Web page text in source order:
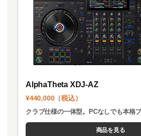
AlphaTheta XDJ-AZ
¥440,000（税込）
クラブ仕様の一体型。PCなしでも本格プ
商品を見る